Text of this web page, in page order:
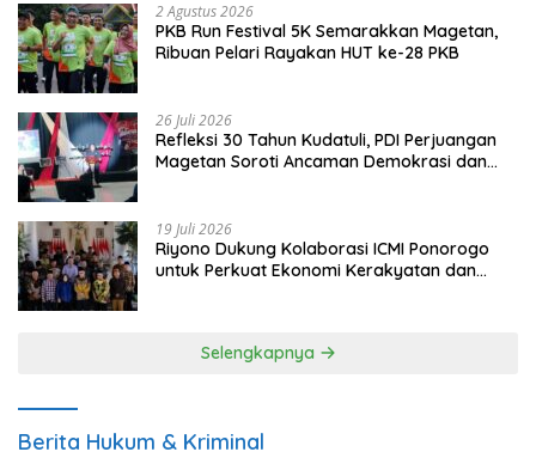
2 Agustus 2026
PKB Run Festival 5K Semarakkan Magetan,
Ribuan Pelari Rayakan HUT ke-28 PKB
26 Juli 2026
Refleksi 30 Tahun Kudatuli, PDI Perjuangan
Magetan Soroti Ancaman Demokrasi dan
19 Juli 2026
Riyono Dukung Kolaborasi ICMI Ponorogo
untuk Perkuat Ekonomi Kerakyatan dan
Selengkapnya
Berita Hukum & Kriminal